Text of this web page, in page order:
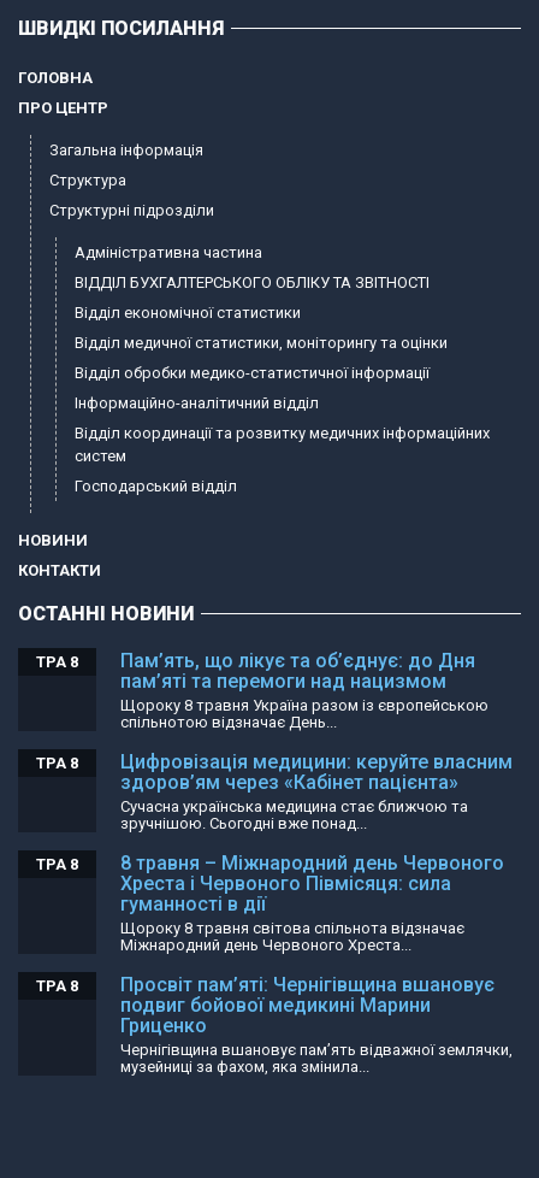
ШВИДКІ ПОСИЛАННЯ
ГОЛОВНА
ПРО ЦЕНТР
Загальна інформація
Структура
Структурні підрозділи
Адміністративна частина
ВІДДІЛ БУХГАЛТЕРСЬКОГО ОБЛІКУ ТА ЗВІТНОСТІ
Відділ економічної статистики
Відділ медичної статистики, моніторингу та оцінки
Відділ обробки медико-статистичної інформації
Інформаційно-аналітичний відділ
Відділ координації та розвитку медичних інформаційних
систем
Господарський відділ
НОВИНИ
КОНТАКТИ
ОСТАННІ НОВИНИ
Пам’ять, що лікує та об’єднує: до Дня
пам’яті та перемоги над нацизмом
ТРА 8
Щороку 8 травня Україна разом із європейською
спільнотою відзначає День...
Цифровізація медицини: керуйте власним
здоров’ям через «Кабінет пацієнта»
ТРА 8
Сучасна українська медицина стає ближчою та
зручнішою. Сьогодні вже понад...
8 травня – Міжнародний день Червоного
Хреста і Червоного Півмісяця: сила
гуманності в дії
ТРА 8
Щороку 8 травня світова спільнота відзначає
Міжнародний день Червоного Хреста...
Просвіт пам’яті: Чернігівщина вшановує
подвиг бойової медикині Марини
Гриценко
ТРА 8
Чернігівщина вшановує пам’ять відважної землячки,
музейниці за фахом, яка змінила...